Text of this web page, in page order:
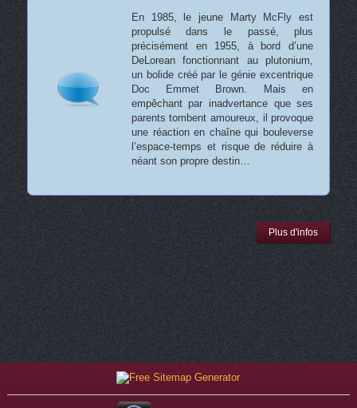
En 1985, le jeune Marty McFly est
propulsé dans le passé, plus
précisément en 1955, à bord d’une
DeLorean fonctionnant au plutonium,
un bolide créé par le génie excentrique
Doc Emmet Brown. Mais en
empêchant par inadvertance que ses
parents tombent amoureux, il provoque
une réaction en chaîne qui bouleverse
l’espace-temps et risque de réduire à
néant son propre destin…
Plus d'infos